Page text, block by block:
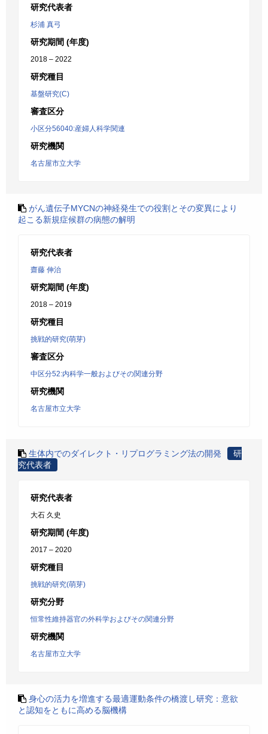
研究代表者
杉浦 真弓
研究期間 (年度)
2018 – 2022
研究種目
基盤研究(C)
審査区分
小区分56040:産婦人科学関連
研究機関
名古屋市立大学
がん遺伝子MYCNの神経発生での役割とその変異により
起こる新規症候群の病態の解明
研究代表者
齋藤 伸治
研究期間 (年度)
2018 – 2019
研究種目
挑戦的研究(萌芽)
審査区分
中区分52:内科学一般およびその関連分野
研究機関
名古屋市立大学
生体内でのダイレクト・リプログラミング法の開発
研
究代表者
研究代表者
大石 久史
研究期間 (年度)
2017 – 2020
研究種目
挑戦的研究(萌芽)
研究分野
恒常性維持器官の外科学およびその関連分野
研究機関
名古屋市立大学
身心の活力を増進する最適運動条件の橋渡し研究：意欲
と認知をともに高める脳機構